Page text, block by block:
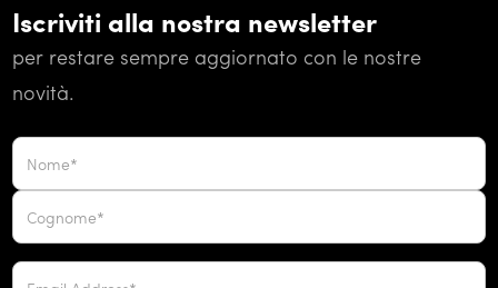
Iscriviti alla nostra newsletter
per restare sempre aggiornato con le nostre
novità.